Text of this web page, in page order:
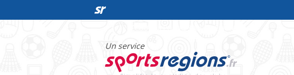
Un service